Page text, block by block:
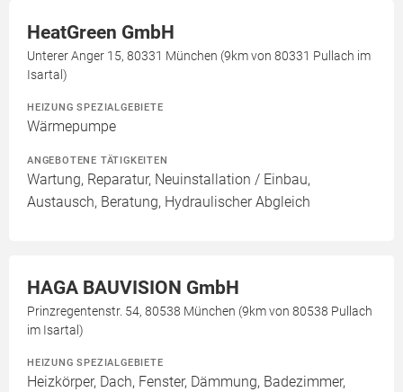
HeatGreen GmbH
Unterer Anger 15, 80331 München (9km von 80331 Pullach im
Isartal)
HEIZUNG SPEZIALGEBIETE
Wärmepumpe
ANGEBOTENE TÄTIGKEITEN
Wartung, Reparatur, Neuinstallation / Einbau,
Austausch, Beratung, Hydraulischer Abgleich
HAGA BAUVISION GmbH
Prinzregentenstr. 54, 80538 München (9km von 80538 Pullach
im Isartal)
HEIZUNG SPEZIALGEBIETE
Heizkörper, Dach, Fenster, Dämmung, Badezimmer,